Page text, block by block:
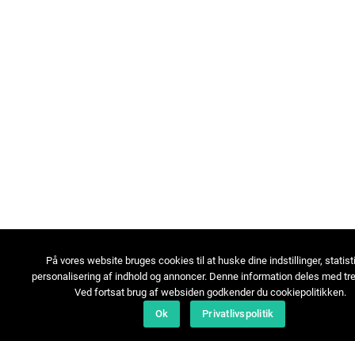
På vores website bruges cookies til at huske dine indstillinger,
personalisering af indhold og annoncer. Denne information deles med
Ved fortsat brug af websiden godkender du cookiepolitikken.
Ok
Privatlivspolitik